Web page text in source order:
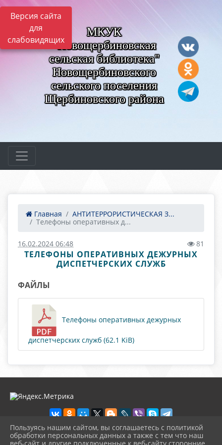
Версия сайта
для
слабовидящих
МКУК
"Новощербиновская
сельская библиотека"
Новощербиновского
сельского поселения
Щербиновского района
Главная
АНТИТЕРРОРИСТИЧЕСКАЯ З...
Телефоны оперативных д...
16.02.2024 06:48 81
ТЕЛЕФОНЫ ОПЕРАТИВНЫХ ДЕЖУРНЫХ
ДИСПЕТЧЕРСКИХ СЛУЖБ
ФАЙЛЫ
Телефоны оперативных дежурных
диспетчерских служб (62.1 KiB)
Пользуясь нашим сайтом, вы соглашаетесь с политикой
обработки персональных данных а также с тем что наш